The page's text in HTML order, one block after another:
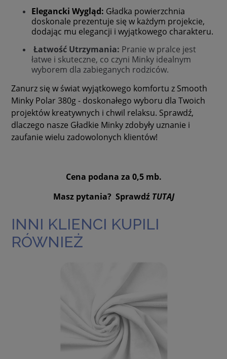
Elegancki Wygląd: Gładka powierzchnia
doskonale prezentuje się w każdym projekcie,
dodając mu elegancji i wyjątkowego charakteru.
Łatwość Utrzymania: Pranie w pralce jest
łatwe i skuteczne, co czyni Minky idealnym
wyborem dla zabieganych rodziców.
Zanurz się w świat wyjątkowego komfortu z Smooth
Minky Polar 380g - doskonałego wyboru dla Twoich
projektów kreatywnych i chwil relaksu. Sprawdź,
dlaczego nasze Gładkie Minky zdobyły uznanie i
zaufanie wielu zadowolonych klientów!
Cena podana za 0,5 mb.
Masz pytania? Sprawdź TUTAJ
INNI KLIENCI KUPILI
RÓWNIEŻ